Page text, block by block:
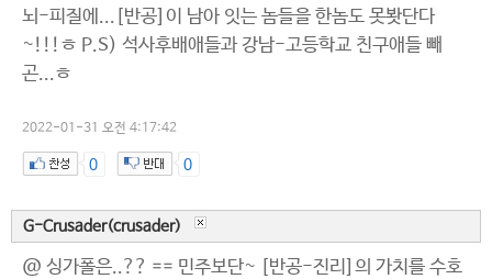
뇌-피질에...[반공]이 남아 잇는 놈들을 한놈도 못봣단다
~!!!ㅎ P.S) 석사후배애들과 강남-고등학교 친구애들 빼
곤...ㅎ
2022-01-31 오전 4:17:42
0 0
G-Crusader(crusader)
@ 싱가폴은..?? == 민주보단~ [반공-진리]의 가치를 수호